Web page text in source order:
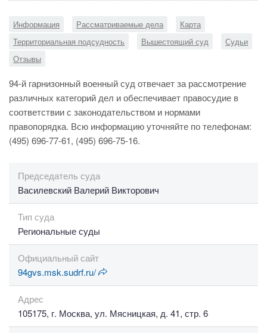
Информация Рассматриваемые дела
Карта
Территориальная подсудность
Вышестоящий суд
Судьи
Отзывы
94-й гарнизонный военный суд отвечает за рассмотрение
различных категорий дел и обеспечивает правосудие в
соответствии с законодательством и нормами
правопорядка. Всю информацию уточняйте по телефонам:
(495) 696-77-61, (495) 696-75-16.
Председатель суда
Василевский Валерий Викторович
Тип суда
Региональные суды
Официальный сайт
94gvs.msk.sudrf.ru/
Адрес
105175, г. Москва, ул. Мясницкая, д. 41, стр. 6